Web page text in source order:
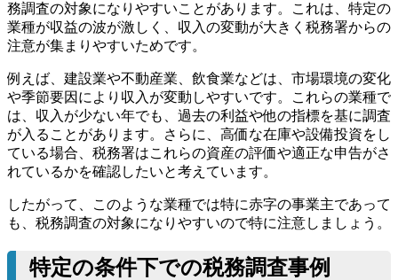
務調査の対象になりやすいことがあります。これは、特定の
業種が収益の波が激しく、収入の変動が大きく税務署からの
注意が集まりやすいためです。
例えば、建設業や不動産業、飲食業などは、市場環境の変化
や季節要因により収入が変動しやすいです。これらの業種で
は、収入が少ない年でも、過去の利益や他の指標を基に調査
が入ることがあります。さらに、高価な在庫や設備投資をし
ている場合、税務署はこれらの資産の評価や適正な申告がさ
れているかを確認したいと考えています。
したがって、このような業種では特に赤字の事業主であって
も、税務調査の対象になりやすいので特に注意しましょう。
特定の条件下での税務調査事例